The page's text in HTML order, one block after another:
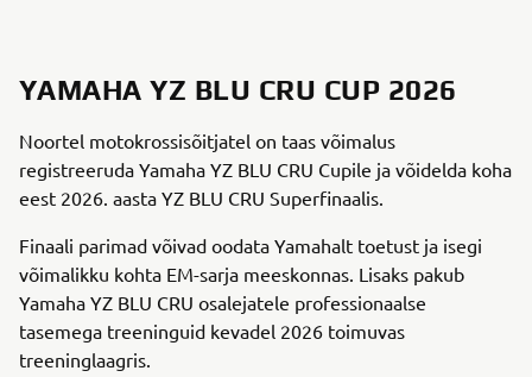
YAMAHA YZ BLU CRU CUP 2026
Noortel motokrossisõitjatel on taas võimalus
registreeruda Yamaha YZ BLU CRU Cupile ja võidelda koha
eest 2026. aasta YZ BLU CRU Superfinaalis.
Finaali parimad võivad oodata Yamahalt toetust ja isegi
võimalikku kohta EM-sarja meeskonnas. Lisaks pakub
Yamaha YZ BLU CRU osalejatele professionaalse
tasemega treeninguid kevadel 2026 toimuvas
treeninglaagris.